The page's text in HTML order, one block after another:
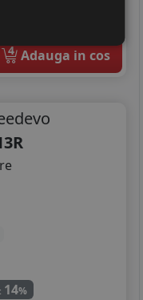
4 Adauga in cos
14%